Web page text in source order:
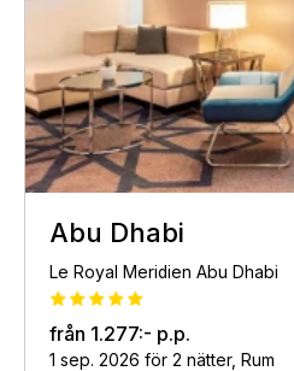
Abu Dhabi
Le Royal Meridien Abu Dhabi
från 1.277:- p.p.
1 sep. 2026 för 2 nätter, Rum